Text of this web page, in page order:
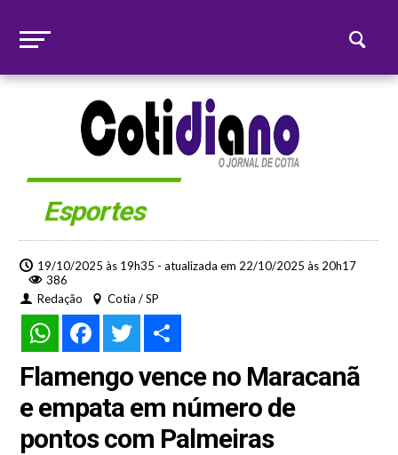
Esportes
19/10/2025 às 19h35 - atualizada em 22/10/2025 às 20h17
386
Redação
Cotia / SP
WhatsAppFacebookTwitter
Flamengo vence no Maracanã
e empata em número de
pontos com Palmeiras